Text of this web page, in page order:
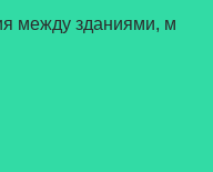
между зданиями, м